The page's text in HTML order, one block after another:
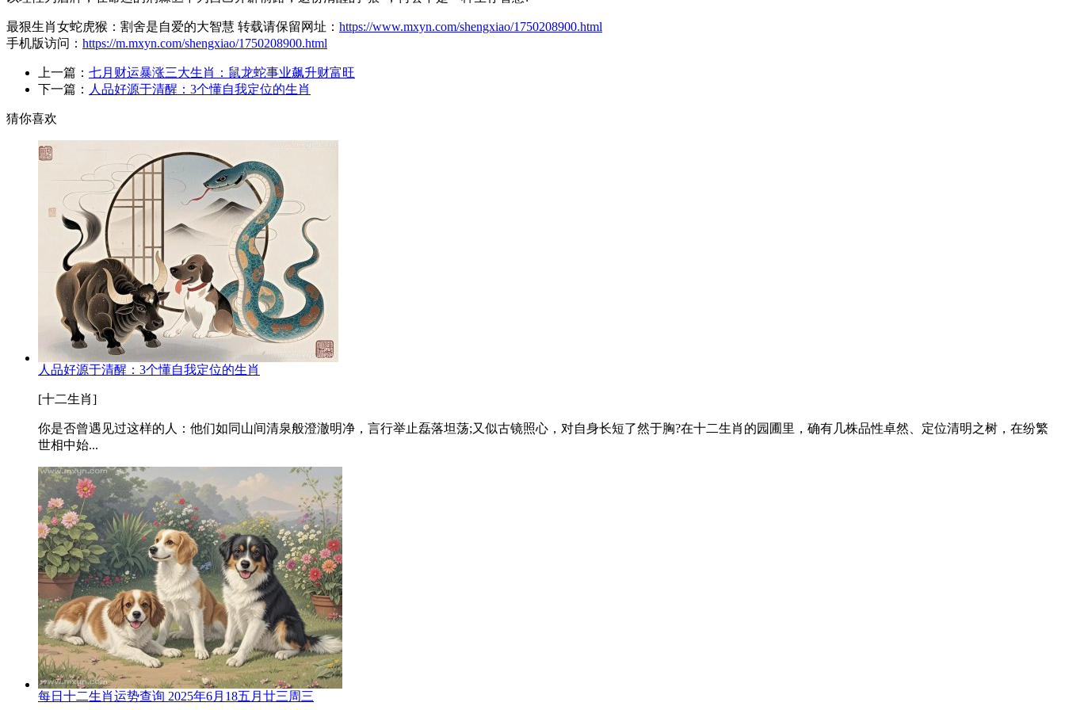
最狠生肖女蛇虎猴：割舍是自爱的大智慧 转载请保留网址： https://www.mxyn.com/shengxiao/1750208900.html
手机版访问： https://m.mxyn.com/shengxiao/1750208900.html
上一篇： 七月财运暴涨三大生肖：鼠龙蛇事业飙升财富旺
下一篇： 人品好源于清醒：3个懂自我定位的生肖
猜你喜欢
人品好源于清醒：3个懂自我定位的生肖
[十二生肖]
你是否曾遇见过这样的人：他们如同山间清泉般澄澈明净，言行举止磊落坦荡;又似古镜照心，对自身长短了然于胸?在十二生肖的园圃里，确有几株品性卓然、定位清明之树，在纷繁
世相中始...
每日十二生肖运势查询 2025年6月18五月廿三周三